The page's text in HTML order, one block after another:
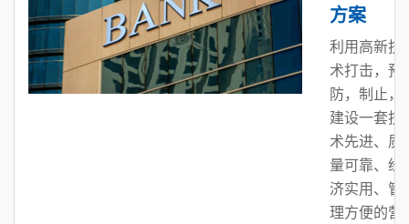
方案
利用高新技
术打击，预
防，制止，
建设一套技
术先进、质
量可靠、经
济实用、管
理方便的营